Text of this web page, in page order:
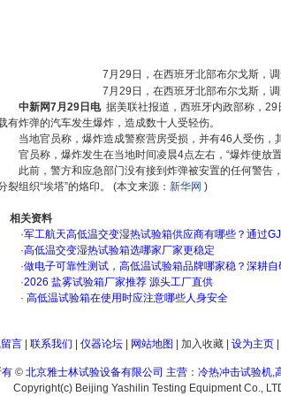
7月29日，在西班牙北部布尔戈斯，
7月29日，在西班牙北部布尔戈斯，
中新网7月29日电 据美联社报道，西班牙内政部称，
有炸弹的汽车发生爆炸，造成数十人受轻伤。
当地官员称，爆炸造成警察营房受损，并有46人受伤，
官员称，爆炸发生在当地时间凌晨4点左右，“爆炸使放
此前，警方和应急部门没有接到炸弹被安置的任何警
裂组织“埃塔”的烙印。 (本文来源： 新华网 )
相关资料
·军工航天高低温交变湿热试验箱供应商有哪些？通过
·高低温交变湿热试验箱选哪家厂家更稳定
·做电子可靠性测试，高低温试验箱品牌哪家稳？深耕
·2026 盐雾试验箱厂家推荐 源头工厂直供
· 高低温试验箱在使用时应注意哪些人身安全
言| 联系我们 仪器论坛| 网站地图 加入收藏| 设为主页|
© 北京雅士林试验设备有限公司 主营 ： 冷热冲击试验机,
Copyright(c) Beijing Yashilin Testing Equipment Co.,